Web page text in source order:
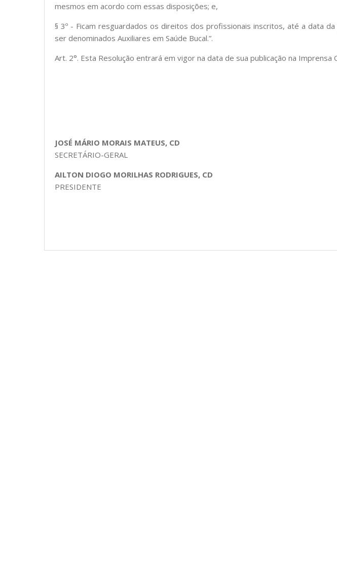
mesmos em acordo com essas disposições; e,
§ 3º - Ficam resguardados os direitos dos profissionais inscritos, até a data
ser denominados Auxiliares em Saúde Bucal.”.
Art. 2°. Esta Resolução entrará em vigor na data de sua publicação na
JOSÉ MÁRIO MORAIS MATEUS, CD
SECRETÁRIO-GERAL
AILTON DIOGO MORILHAS RODRIGUES, CD
PRESIDENTE